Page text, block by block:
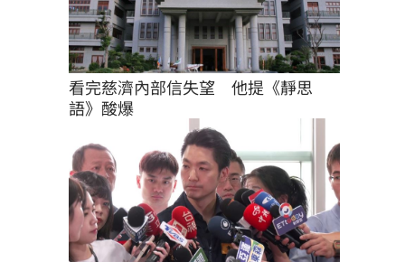
看完慈濟內部信失望　他提《靜思
語》酸爆